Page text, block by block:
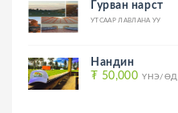
Гурван нарст
УТСААР ЛАВЛАНА УУ
Нандин
₮ 50,000 ҮНЭ/